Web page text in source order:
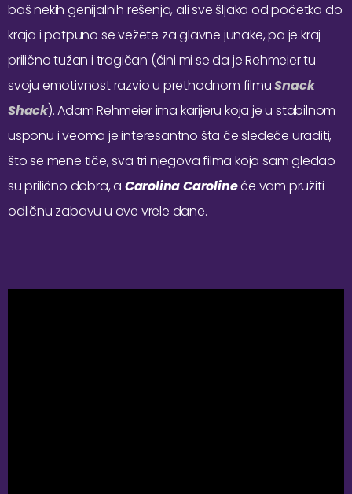
baš nekih genijalnih rešenja, ali sve šljaka od početka do
kraja i potpuno se vežete za glavne junake, pa je kraj
prilično tužan i tragičan (čini mi se da je Rehmeier tu
svoju emotivnost razvio u prethodnom filmuSnack
Shack). Adam Rehmeier ima karijeru koja je u stabilnom
usponu i veoma je interesantno šta će sledeće uraditi,
što se mene tiče, sva tri njegova filma koja sam gledao
su prilično dobra, a Carolina Carolineće vam pružiti
odličnu zabavu u ove vrele dane.